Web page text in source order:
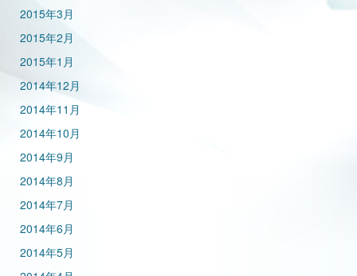
2015年3月
2015年2月
2015年1月
2014年12月
2014年11月
2014年10月
2014年9月
2014年8月
2014年7月
2014年6月
2014年5月